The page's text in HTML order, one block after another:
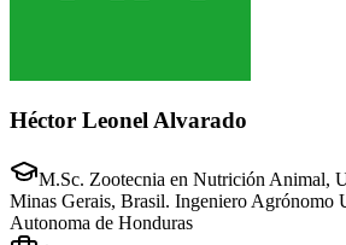
Héctor Leonel Alvarado
M.Sc. Zootecnia en Nutrición Animal,
Minas Gerais, Brasil. Ingeniero Agrónomo
Autonoma de Honduras